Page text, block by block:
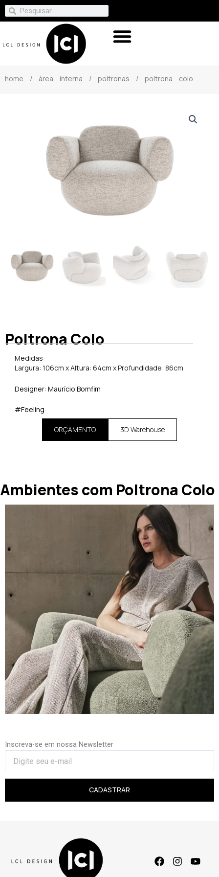
home / área interna / poltronas / poltrona colo
Poltrona Colo
Medidas:
Largura: 106cm x Altura: 64cm x Profundidade: 86cm
Designer: Maurício Bomfim
#Feeling
ORÇAMENTO 3D Warehouse
Ambientes com Poltrona Colo
Inscreva-se em nossa Newsletter
CADASTRAR